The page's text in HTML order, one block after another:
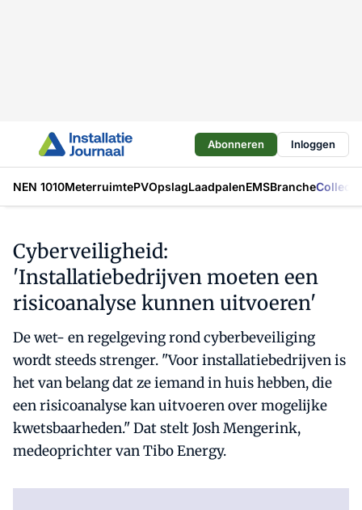
Abonneren Inloggen
NEN 1010MeterruimtePVOpslagLaadpalenEMSBranche
Cyberveiligheid:
'Installatiebedrijven moeten een
risicoanalyse kunnen uitvoeren'
De wet- en regelgeving rond cyberbeveiliging
wordt steeds strenger. "Voor installatiebedrijven is
het van belang dat ze iemand in huis hebben, die
een risicoanalyse kan uitvoeren over mogelijke
kwetsbaarheden." Dat stelt Josh Mengerink,
medeoprichter van Tibo Energy.